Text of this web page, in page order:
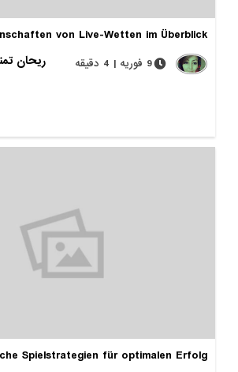
von Live-Wetten im Überblick
ریحان تمنا
9 فوریه | 4 دقیقه
Spielstrategien für optimalen Erfolg